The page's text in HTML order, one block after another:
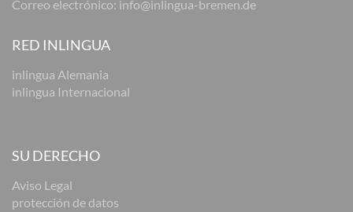
Correo electrónico: info@inlingua-bremen.de
RED INLINGUA
inlingua Alemania
inlingua Internacional
SU DERECHO
Aviso Legal
protección de datos